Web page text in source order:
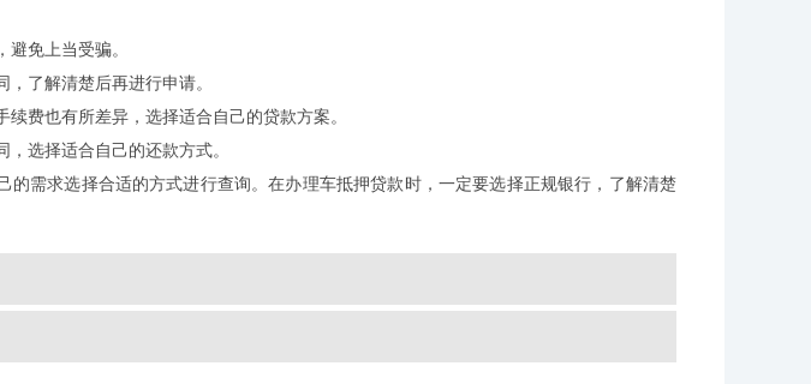
免上当受骗。
了解清楚后再进行申请。
费也有所差异，选择适合自己的贷款方案。
选择适合自己的还款方式。
的需求选择合适的方式进行查询。在办理车抵押贷款时，一定要选择正规银行，了解清楚